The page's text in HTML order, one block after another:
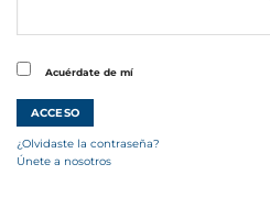
Acuérdate de mí
¿Olvidaste la contraseña?
Únete a nosotros